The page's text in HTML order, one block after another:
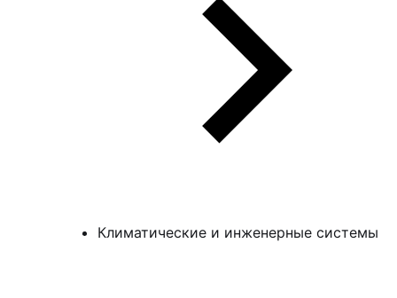
Климатические и инженерные системы